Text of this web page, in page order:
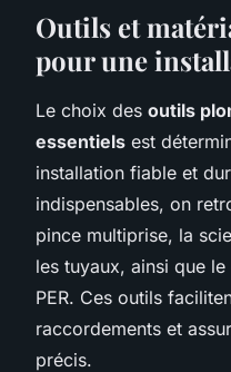
Outils et
pour une
Le choix des outils
essentiels est
installation fiable et
indispensables, on
pince multiprise, la
les tuyaux, ainsi que
PER. Ces outils
raccordements et
précis.